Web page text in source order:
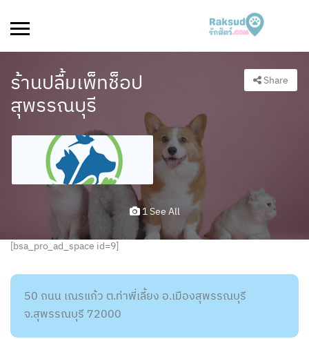
ร้านปลื้มเพ็ทช็อป
สุพรรณบุรี
Share
1 See All
[bsa_pro_ad_space id=9]
50 ถนน เณรแก้ว ต.ท่าพี่เลี้ยง อ.เมืองสุพรรณบุรี
จ.สุพรรณบุรี 72000